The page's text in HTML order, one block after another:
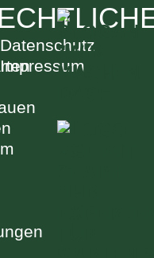
Datenschutz
Impressum